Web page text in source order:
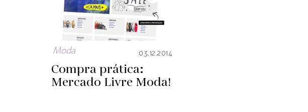
Moda 03.12.2014
Compra prática:
Mercado Livre Moda!